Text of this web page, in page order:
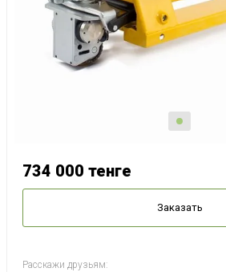
734 000 тенге
Заказать
Расскажи друзьям: